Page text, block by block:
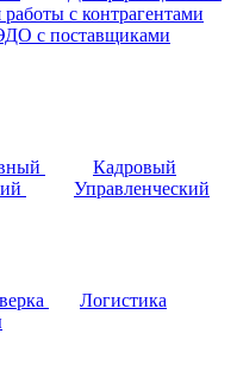
работы с контрагентами
с поставщиками
Кадровый
Управленческий
Логистика